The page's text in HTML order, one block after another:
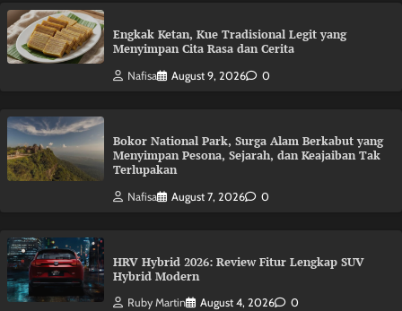
Engkak Ketan, Kue Tradisional Legit yang
Menyimpan Cita Rasa dan Cerita
Nafisa August 9, 2026 0
Bokor National Park, Surga Alam Berkabut yang
Menyimpan Pesona, Sejarah, dan Keajaiban Tak
Terlupakan
Nafisa August 7, 2026 0
HRV Hybrid 2026: Review Fitur Lengkap SUV
Hybrid Modern
Ruby Martin August 4, 2026 0